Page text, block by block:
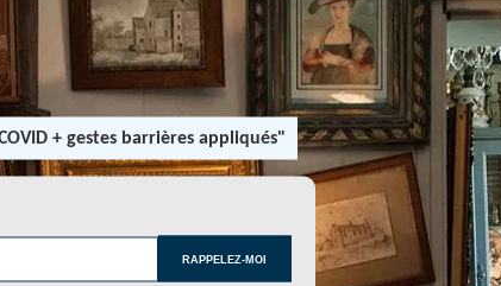
+ gestes barrières appliqués"